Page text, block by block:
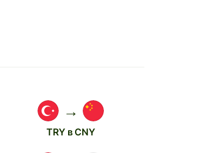
→
TRY в CNY